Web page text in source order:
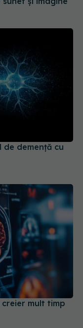
demență cu
mult timp